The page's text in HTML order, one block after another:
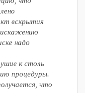
вскрытия
надо
к столь
процедуры.
что